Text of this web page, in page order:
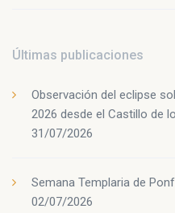
Últimas publicaciones
Observación del eclipse
2026 desde el Castillo de
31/07/2026
Semana Templaria de
02/07/2026